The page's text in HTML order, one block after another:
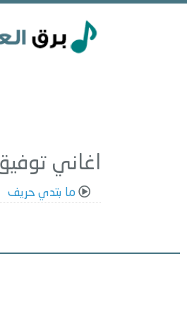
اغاني
ما بتدي حريف